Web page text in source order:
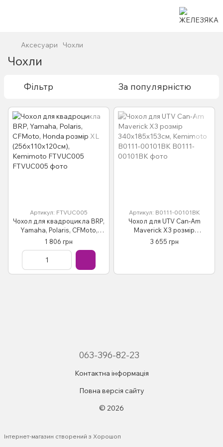
Аксесуари Чохли
Чохли
Фільтр За популярністю
Артикул: FTVUC005
Чохол для квадроцикла BRP,
Yamaha, Polaris, CFMoto,
Honda розмір XL
(256x110x120см), Kemimoto
FTVUC005
1 806 грн
Артикул: B0111-00101BK
Чохол для UTV Can-Am
Maverick X3 розмір
340x185x153см, Kemimoto
B0111-00101BK
3 655 грн
063-396-82-23
Контактна інформація
Повна версія сайту
© 2026
Інтернет-магазин створений з Хорошоп